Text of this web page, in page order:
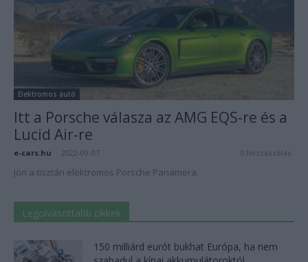
Elektromos autó
Itt a Porsche válasza az AMG EQS-re és a
Lucid Air-re
e-cars.hu 2022-09-07 0 hozzászólás
Jön a tisztán elektromos Porsche Panamera.
Legolvasottabb cikkek
150 milliárd eurót bukhat Európa, ha nem